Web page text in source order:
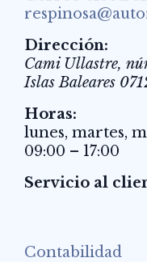
Dirección:
Cami Ullastre,
Islas Baleares
Horas:
lunes, martes,
09:00 – 17:00
Servicio al
Contabilidad